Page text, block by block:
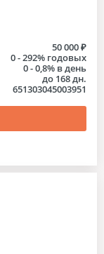
50 000 ₽
0 - 292% годовых
0 - 0,8% в день
до 168 дн.
651303045003951